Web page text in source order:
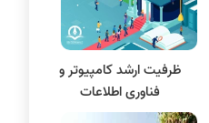
ظرفیت ارشد کامپیوتر و
فناوری اطلاعات